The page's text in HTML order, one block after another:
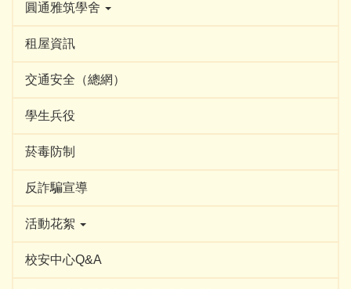
圓通雅筑學舍
租屋資訊
交通安全（總網）
學生兵役
菸毒防制
反詐騙宣導
活動花絮
校安中心Q&A